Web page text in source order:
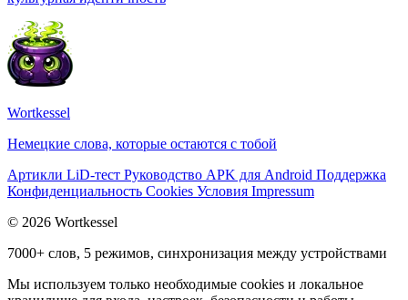
Wortkessel
Немецкие слова, которые остаются с тобой
Артикли LiD-тест Руководство APK для Android Поддержка
Конфиденциальность Cookies Условия Impressum
© 2026 Wortkessel
7000+ слов, 5 режимов, синхронизация между устройствами
Мы используем только необходимые cookies и локальное